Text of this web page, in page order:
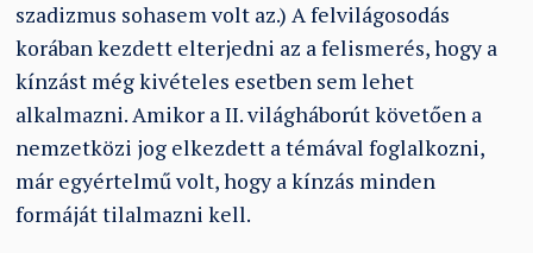
szadizmus sohasem volt az.) A felvilágosodás
korában kezdett elterjedni az a felismerés, hogy a
kínzást még kivételes esetben sem lehet
alkalmazni. Amikor a II. világháborút követően a
nemzetközi jog elkezdett a témával foglalkozni,
már egyértelmű volt, hogy a kínzás minden
formáját tilalmazni kell.